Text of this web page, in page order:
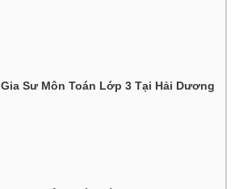
Gia Sư Môn Toán Lớp 3 Tại Hải Dương